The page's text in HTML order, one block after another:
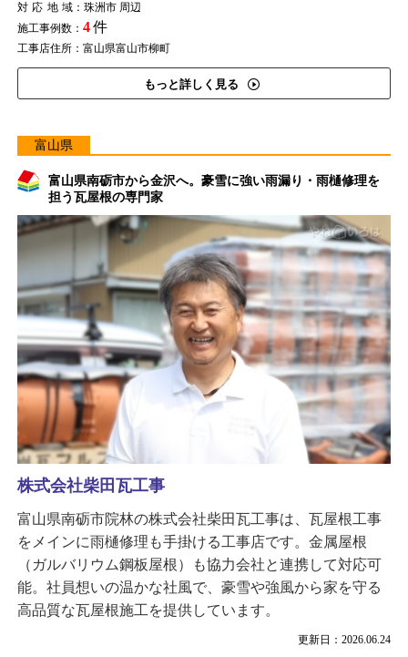
対応地域：珠洲市 周辺
施工事例数： 4件
工事店住所：富山県富山市柳町
もっと詳しく見る
富山県
富山県南砺市から金沢へ。豪雪に強い雨漏り・雨樋修理を
担う瓦屋根の専門家
更新日：2026.06.24
株式会社柴田瓦工事
富山県南砺市院林の株式会社柴田瓦工事は、瓦屋根工事
をメインに雨樋修理も手掛ける工事店です。金属屋根
（ガルバリウム鋼板屋根）も協力会社と連携して対応可
能。社員想いの温かな社風で、豪雪や強風から家を守る
高品質な瓦屋根施工を提供しています。